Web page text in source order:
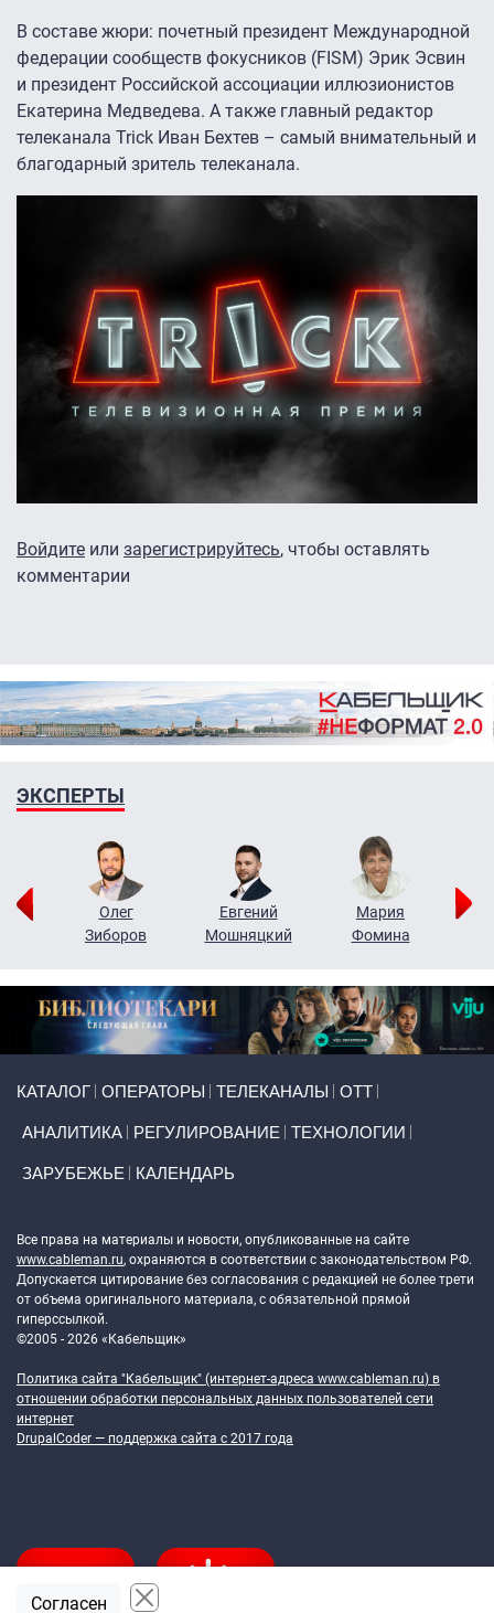
В составе жюри: почетный президент Международной
федерации сообществ фокусников (FISM) Эрик Эсвин
и президент Российской ассоциации иллюзионистов
Екатерина Медведева. А также главный редактор
телеканала Trick Иван Бехтев – самый внимательный и
благодарный зритель телеканала.
Войдите или зарегистрируйтесь, чтобы оставлять
комментарии
ЭКСПЕРТЫ
Олег
Зиборов
Евгений
Мошняцкий
Мария
Фомина
КАТАЛОГ ОПЕРАТОРЫ ТЕЛЕКАНАЛЫ ОТТ
АНАЛИТИКА РЕГУЛИРОВАНИЕ ТЕХНОЛОГИИ
ЗАРУБЕЖЬЕ КАЛЕНДАРЬ
Все права на материалы и новости, опубликованные на сайте
www.cableman.ru, охраняются в соответствии с законодательством РФ.
Допускается цитирование без согласования с редакцией не более трети
от объема оригинального материала, с обязательной прямой
гиперссылкой.
©2005 - 2026 «Кабельщик»
Политика сайта "Кабельщик" (интернет-адреса www.cableman.ru) в
отношении обработки персональных данных пользователей сети
интернет
DrupalCoder — поддержка сайта c 2017 года
Согласен